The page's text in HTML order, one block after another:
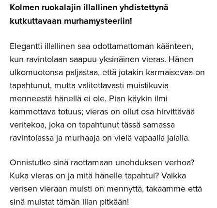
Kolmen ruokalajin illallinen yhdistettynä
kutkuttavaan murhamysteeriin!
Elegantti illallinen saa odottamattoman käänteen,
kun ravintolaan saapuu yksinäinen vieras. Hänen
ulkomuotonsa paljastaa, että jotakin karmaisevaa on
tapahtunut, mutta valitettavasti muistikuvia
menneestä hänellä ei ole. Pian käykin ilmi
kammottava totuus; vieras on ollut osa hirvittävää
veritekoa, joka on tapahtunut tässä samassa
ravintolassa ja murhaaja on vielä vapaalla jalalla.
Onnistutko sinä raottamaan unohduksen verhoa?
Kuka vieras on ja mitä hänelle tapahtui? Vaikka
verisen vieraan muisti on mennyttä, takaamme että
sinä muistat tämän illan pitkään!